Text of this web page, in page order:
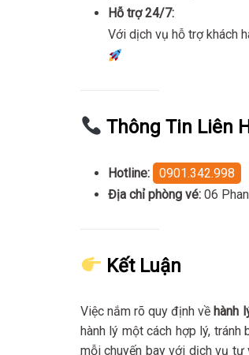
Hỗ trợ 24/7:
Với dịch vụ hỗ trợ khách
Thông Tin Liên
Hotline:
0901.342.998
Địa chỉ phòng vé: 06
Kết Luận
Việc nắm rõ quy định về hành
hành lý một cách hợp lý,
mỗi chuyến bay với dịch vụ tư